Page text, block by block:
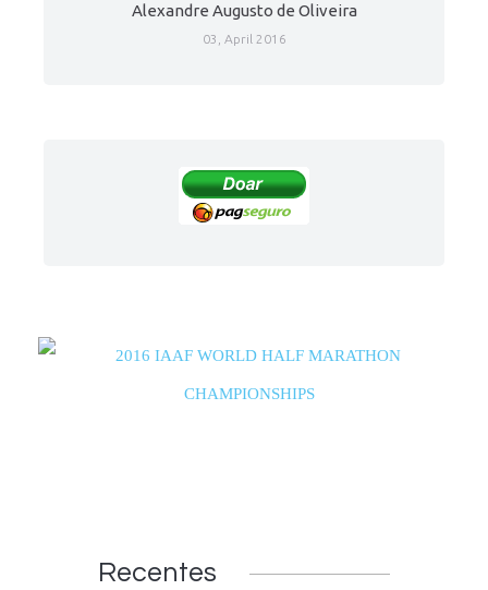
Alexandre Augusto de Oliveira
03, April 2016
Recentes